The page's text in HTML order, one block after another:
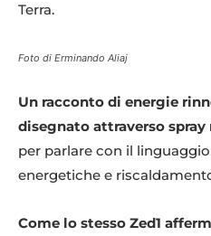
Terra.
Foto di Erminando Aliaj
Un racconto di energie
disegnato attraverso
per parlare con il linguaggio
energetiche e
Come lo stesso Zed1